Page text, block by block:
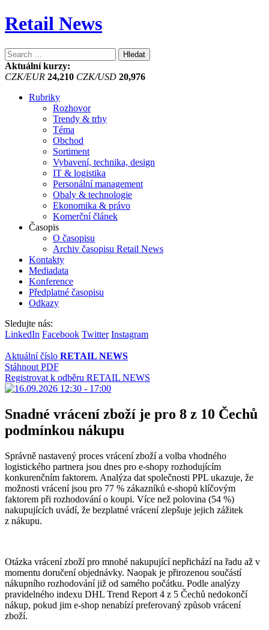
Retail News
Vyhledávání
Aktuální kurzy:
CZK/EUR 24,210 CZK/USD 20,976
Rubriky
Rozhovor
Trendy & trhy
Téma
Obchod
Sortiment
Vybavení, technika, design
IT & logistika
Personální management
Obaly & technologie
Ekonomika & právo
Komerční článek
Časopis
O časopisu
Archiv časopisu Retail News
Kontakty
Mediadata
Konference
Předplatné časopisu
Odkazy
Sledujte nás:
LinkedIn Facebook Twitter Instagram
Aktuální číslo RETAIL NEWS
Stáhnout PDF
Registrovat k odběru RETAIL NEWS
Snadné vrácení zboží je pro 8 z 10 Čechů
podmínkou nákupu
Správně nastavený proces vrácení zboží a volba vhodného
logistického partnera jsou dnes pro e-shopy rozhodujícím
konkurenčním faktorem. Analýza dat společnosti PPL ukazuje, že
možnosti vrácení jsou pro 77 % zákazníků e-shopů klíčovým
faktorem při rozhodování o koupi. Více než polovina (54 %)
nakupujících uvádí, že bezplatné vrácení zlepšuje jejich zážitek
z nákupu.
Otázka vrácení zboží pro mnohé nakupující nepřichází na řadu až v
momentu doručení objednávky. Naopak je přirozenou součástí
nákupního rozhodování již od samého počátku. Podle analýzy
pravidelného indexu DHL Trend Report 4 z 5 Čechů nedokončí
nákup, pokud jim e-shop nenabízí preferovaný způsob vrácení
zboží.